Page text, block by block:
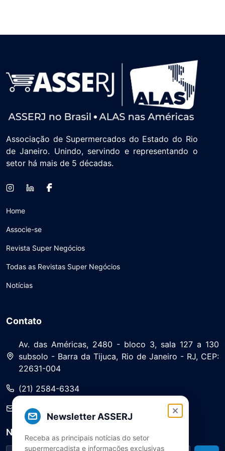
ainda mais, porque o vinho é uma
sociabilidade”, afirma João Márcio,
diretor comercial da Redeconomia
Princesa. Em um setor que cresce de
forma consistente, o exemplo do
Pérgola evidencia que o sucesso não
depende apenas de tendência, mas de
constância. Para o varejo
supermercadista, estar atento a essas
lideranças pode ser o diferencial entre
apenas participar do crescimento ou,
de fato, capturar valor dentro dele.
Newsletter ASSERJ
Receba as principais notícias do setor
supermercadista e informações exclusivas
Associação de Supermercados do Estado do Rio
de Janeiro. Unindo, servindo e representando o
setor há mais de 5 décadas.
Home
Associe-se
Revista Super Negócios
Todas as Revistas Super Negócios
Notícias
Contato
Av. das Américas, 2480 - bloco 3, sala 127 a 130
subsolo - Barra da Tijuca, Rio de Janeiro - RJ, CEP:
22631-004
(21) 2584-6334
saa@asserj.com.br
Newsletter